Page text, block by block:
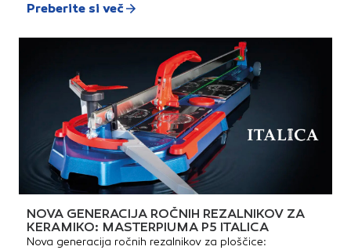
Preberite si več
NOVA GENERACIJA ROČNIH REZALNIKOV ZA
KERAMIKO: MASTERPIUMA P5 ITALICA
Nova generacija ročnih rezalnikov za ploščice: